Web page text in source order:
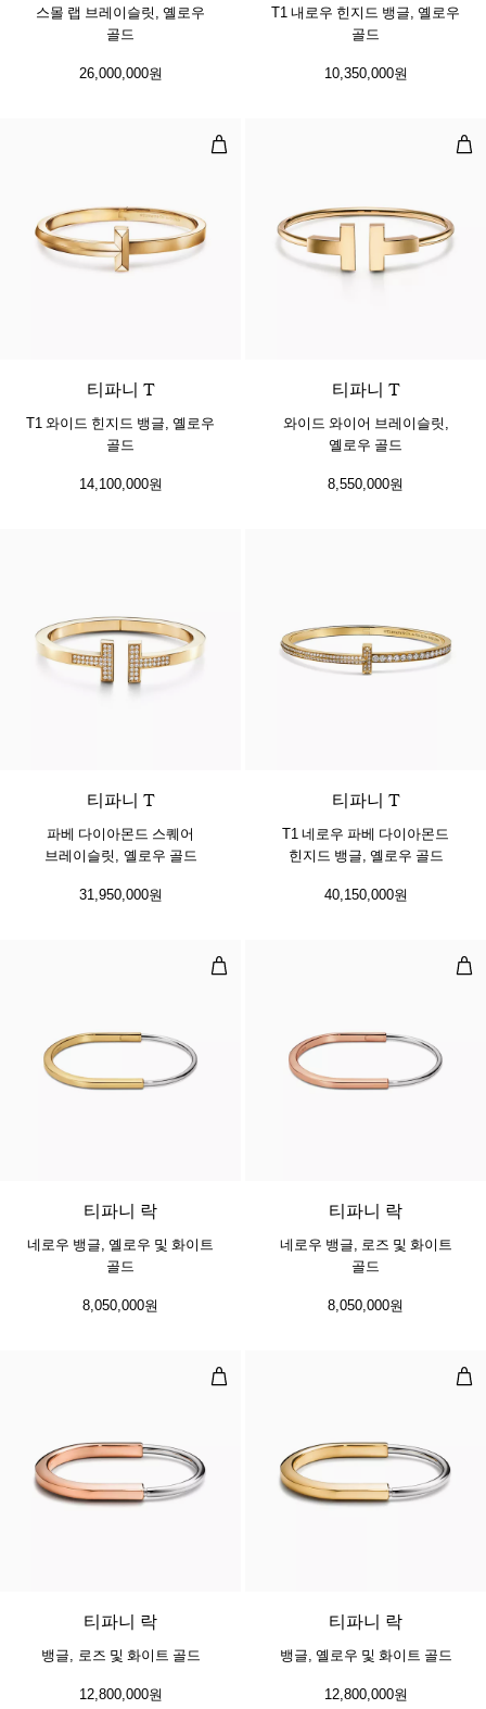
스몰 랩 브레이슬릿, 옐로우
골드
26,000,000원
T1 내로우 힌지드 뱅글, 옐로우
골드
10,350,000원
T1 와이드 힌지드 뱅글, 옐로우 골드
티파니 T
T1 와이드 힌지드 뱅글, 옐로우
골드
14,100,000원
와
티파니 T
와이드 와이어 브레이슬릿,
옐로우 골드
8,550,000원
티파니 T
파베 다이아몬드 스퀘어
브레이슬릿, 옐로우 골드
31,950,000원
티파니 T
T1 네로우 파베 다이아몬드
힌지드 뱅글, 옐로우 골드
40,150,000원
네로우 뱅글, 옐로우 및 화이트 골드
티파니 락
네로우 뱅글, 옐로우 및 화이트
골드
8,050,000원
네
티파니 락
네로우 뱅글, 로즈 및 화이트
골드
8,050,000원
뱅글, 로즈 및 화이트 골드
티파니 락
뱅글, 로즈 및 화이트 골드
12,800,000원
뱅
티파니 락
뱅글, 옐로우 및 화이트 골드
12,800,000원